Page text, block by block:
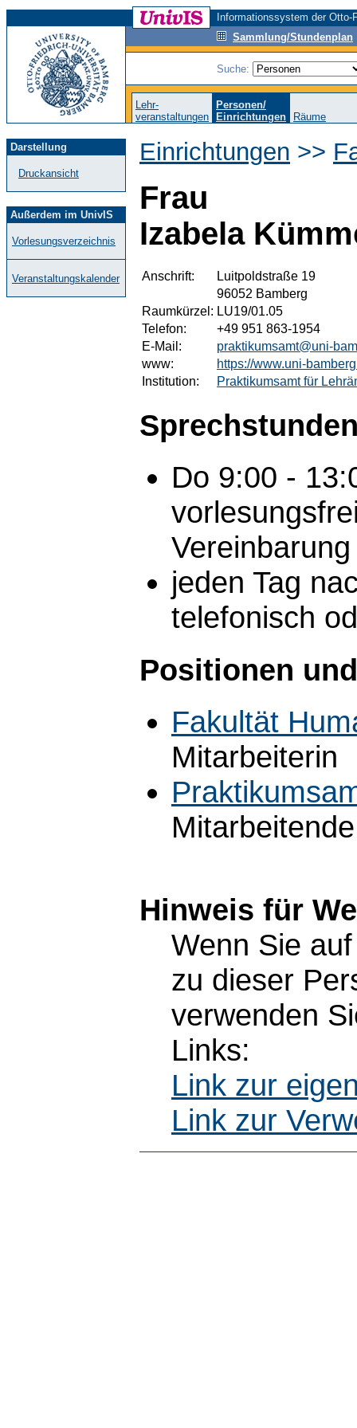
Informationssystem der
Sammlung/Stundenplan
Suche:
Lehr-
veranstaltungen
Personen/
Einrichtungen
Räume
Darstellung
Druckansicht
Außerdem im UnivIS
Vorlesungsverzeichnis
Veranstaltungskalender
Einrichtungen >>
Frau
Izabela
Anschrift:
Luitpoldstraße 19
96052 Bamberg
Raumkürzel: LU19/01.05
Telefon:
+49 951 863-1954
E-Mail:
praktikumsamt@uni-
www:
https://www.uni-
Institution:
Praktikumsamt für
Do 9:00 -
Vereinbarung
jeden Tag
telefonisch
Positionen
Fakultät
Mitarbeiterin
Mitarbeitende
Hinweis für
Wenn Sie
zu dieser
verwenden
Links:
Link zur
Link zur